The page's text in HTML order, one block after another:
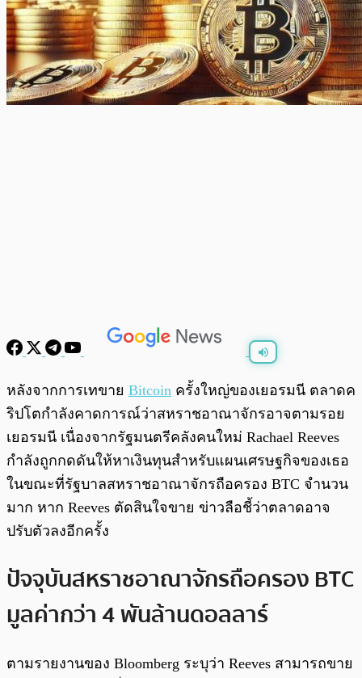
/
หลังจากการเทขาย Bitcoin ครั้งใหญ่ของเยอรมนี ตลาดค
ริปโตกำลังคาดการณ์ว่าสหราชอาณาจักรอาจตามรอย
เยอรมนี เนื่องจากรัฐมนตรีคลังคนใหม่ Rachael Reeves
กำลังถูกกดดันให้หาเงินทุนสำหรับแผนเศรษฐกิจของเธอ
ในขณะที่รัฐบาลสหราชอาณาจักรถือครอง BTC จำนวน
มาก หาก Reeves ตัดสินใจขาย ข่าวลือชี้ว่าตลาดอาจ
ปรับตัวลงอีกครั้ง
ปัจจุบันสหราชอาณาจักรถือครอง BTC
มูลค่ากว่า 4 พันล้านดอลลาร์
ตามรายงานของ Bloomberg ระบุว่า Reeves สามารถขาย